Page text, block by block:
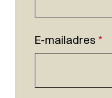
E-mailadres *